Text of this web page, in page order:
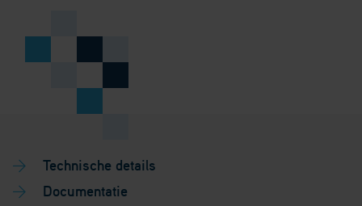
Technische details
Documentatie